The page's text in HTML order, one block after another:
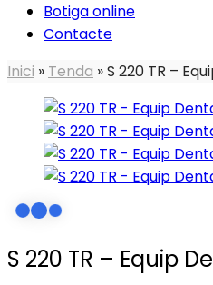
Botiga online
Contacte
Inici » Tenda »S 220 TR –
S 220 TR – Equip